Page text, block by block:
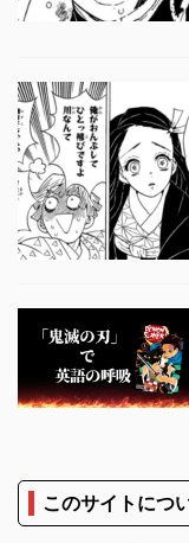
このサイトにつ